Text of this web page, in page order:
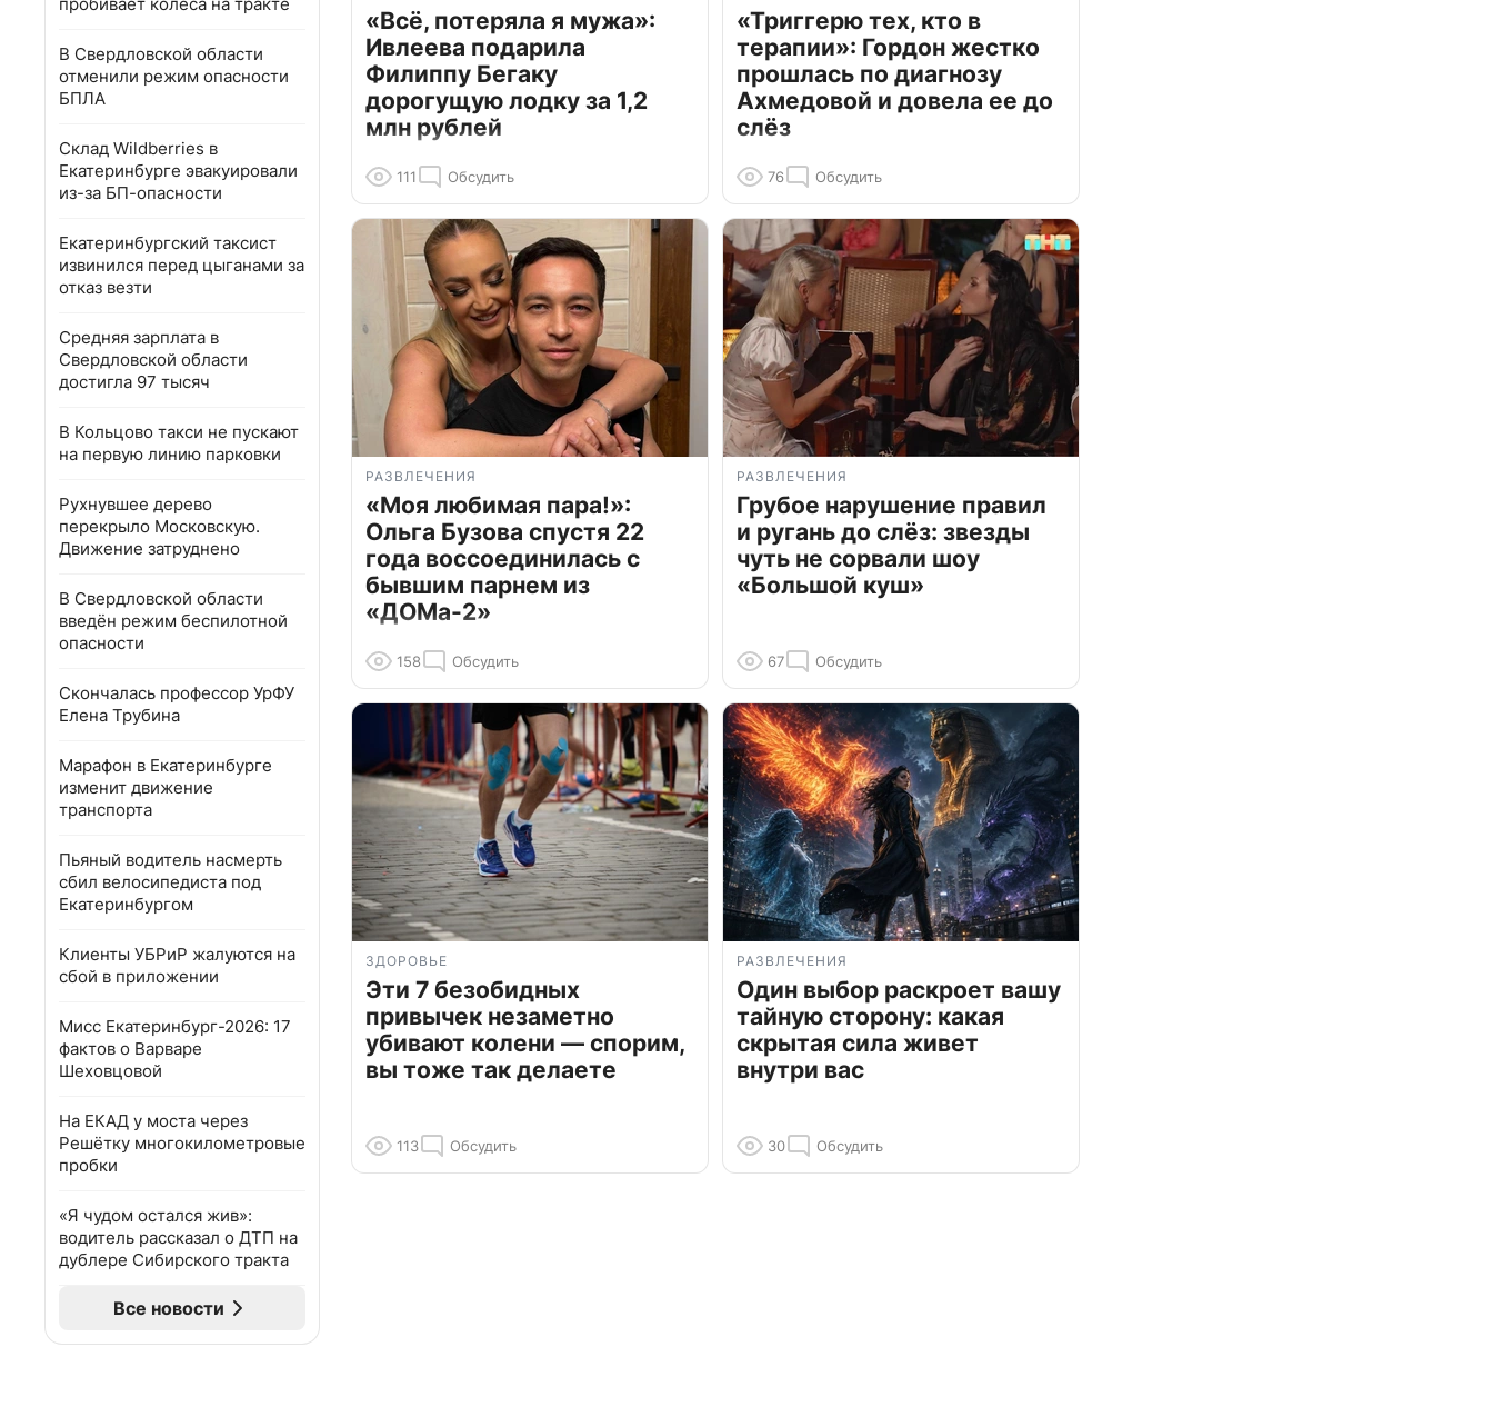
В Свердловской области
отменили режим опасности
БПЛА
Склад Wildberries в
Екатеринбурге эвакуировали
из-за БП-опасности
Екатеринбургский таксист
извинился перед цыганами за
отказ везти
Средняя зарплата в
Свердловской области
достигла 97 тысяч
В Кольцово такси не пускают
на первую линию парковки
Рухнувшее дерево
перекрыло Московскую.
Движение затруднено
В Свердловской области
введён режим беспилотной
опасности
Скончалась профессор УрФУ
Елена Трубина
Марафон в Екатеринбурге
изменит движение
транспорта
Пьяный водитель насмерть
сбил велосипедиста под
Екатеринбургом
Клиенты УБРиР жалуются на
сбой в приложении
Мисс Екатеринбург-2026: 17
фактов о Варваре
Шеховцовой
На ЕКАД у моста через
Решётку многокилометровые
пробки
«Я чудом остался жив»:
водитель рассказал о ДТП на
дублере Сибирского тракта
Все новости
«Всё, потеряла я мужа»:
Ивлеева подарила
Филиппу Бегаку
дорогущую лодку за 1,2
млн рублей
111 Обсудить
«Триггерю тех, кто в
терапии»: Гордон жестко
прошлась по диагнозу
Ахмедовой и довела ее до
слёз
76 Обсудить
РАЗВЛЕЧЕНИЯ
«Моя любимая пара!»:
Ольга Бузова спустя 22
года воссоединилась с
бывшим парнем из
«ДОМа-2»
158 Обсудить
РАЗВЛЕЧЕНИЯ
Грубое нарушение правил
и ругань до слёз: звезды
чуть не сорвали шоу
«Большой куш»
67 Обсудить
ЗДОРОВЬЕ
Эти 7 безобидных
привычек незаметно
убивают колени — спорим,
вы тоже так делаете
113 Обсудить
РАЗВЛЕЧЕНИЯ
Один выбор раскроет вашу
тайную сторону: какая
скрытая сила живет
внутри вас
30 Обсудить